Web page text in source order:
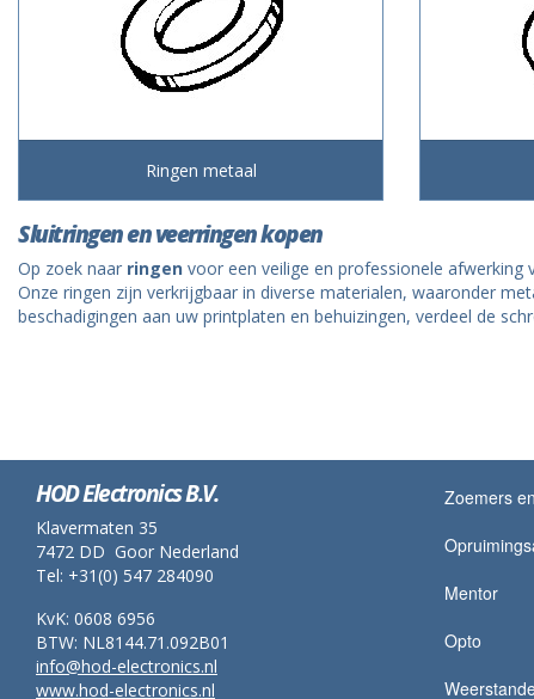
Ringen metaal
Sluitringen en veerringen kopen
Op zoek naar ringen voor een veilige en professionele afwerking
Onze ringen zijn verkrijgbaar in diverse materialen, waaronder
beschadigingen aan uw printplaten en behuizingen, verdeel de
HOD Electronics B.V.
Klavermaten 35
7472 DD Goor Nederland
Tel: +31(0) 547 284090
KvK: 0608 6956
BTW: NL8144.71.092B01
info@hod-electronics.nl
www.hod-electronics.nl
Zoemers
Mentor
Opto